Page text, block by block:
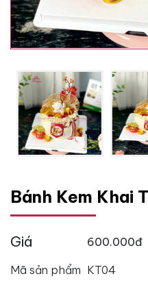
Bánh Kem Khai
Giá 600.000đ
Mã sản phẩm KT04